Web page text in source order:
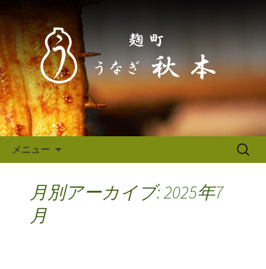
東京（麹町／半蔵門） うなぎ
秋本からのお知らせ
東京（麹町／半蔵門） うなぎ秋本か
らのお知らせ
メニュー
検
月別アーカイブ: 2025年7
月